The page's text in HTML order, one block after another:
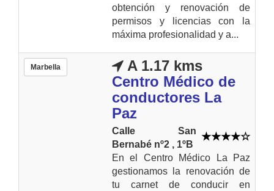
obtención y renovación de
permisos y licencias con la
máxima profesionalidad y a...
Marbella
A 1.17 kms
Centro Médico de
conductores La
Paz
Calle San
Bernabé nº2 , 1ºB
En el Centro Médico La Paz
gestionamos la renovación de
tu carnet de conducir en